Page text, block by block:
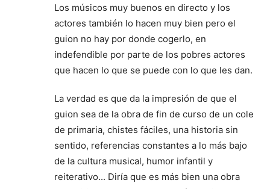
Los músicos muy buenos en directo y los
actores también lo hacen muy bien pero el
guion no hay por donde cogerlo, en
indefendible por parte de los pobres actores
que hacen lo que se puede con lo que les dan.
La verdad es que da la impresión de que el
guion sea de la obra de fin de curso de un cole
de primaria, chistes fáciles, una historia sin
sentido, referencias constantes a lo más bajo
de la cultura musical, humor infantil y
reiterativo... Diría que es más bien una obra